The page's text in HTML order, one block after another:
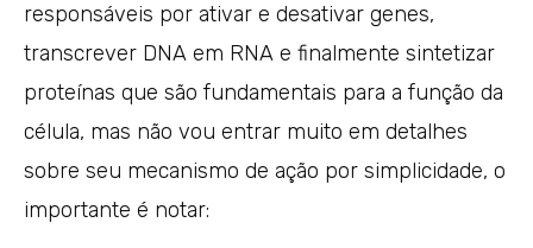
responsáveis por ativar e desativar genes,
transcrever DNA em RNA e finalmente sintetizar
proteínas que são fundamentais para a função da
célula, mas não vou entrar muito em detalhes
sobre seu mecanismo de ação por simplicidade, o
importante é notar: